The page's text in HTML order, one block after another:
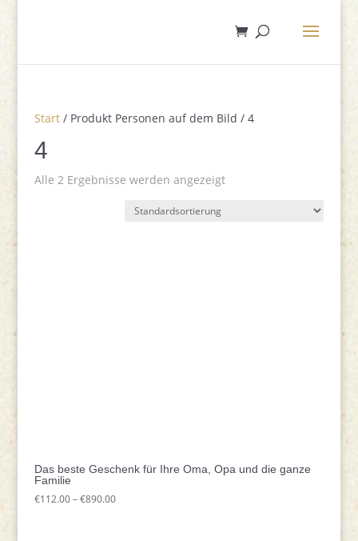
Start/ Produkt Personen auf dem Bild / 4
4
Alle 2 Ergebnisse werden angezeigt
Das beste Geschenk für Ihre Oma, Opa und die ganze
Familie
€112.00 –€890.00Preisspanne: